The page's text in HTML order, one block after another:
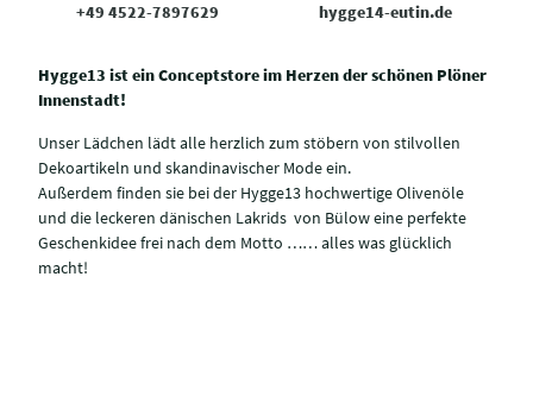
+49 4522-7897629 hygge14-eutin.de
Hygge13 ist ein Conceptstore im Herzen der schönen Plöner
Innenstadt!
Unser Lädchen lädt alle herzlich zum stöbern von stilvollen
Dekoartikeln und skandinavischer Mode ein.
Außerdem finden sie bei der Hygge13 hochwertige Olivenöle
und die leckeren dänischen Lakrids von Bülow eine perfekte
Geschenkidee frei nach dem Motto …… alles was glücklich
macht!